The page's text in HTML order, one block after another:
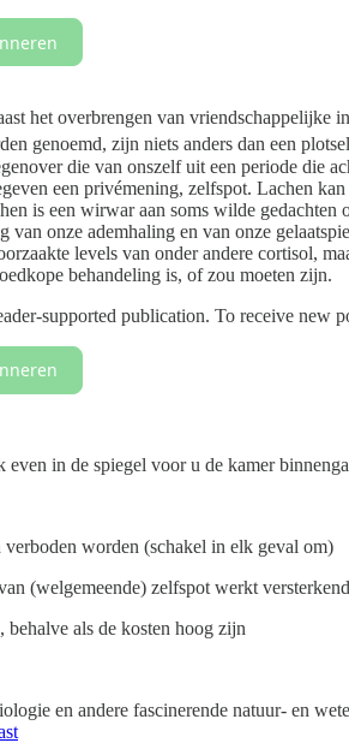
het overbrengen van
genoemd, zijn niets anders dan een
die van onszelf uit een periode die
een privémening, zelfspot. Lachen
is een wirwar aan soms wilde
onze ademhaling en van onze
levels van onder andere cortisol,
behandeling is, of zou moeten zijn.
supported publication. To receive new
in de spiegel voor u de kamer
worden (schakel in elk geval om)
(welgemeende) zelfspot werkt versterkend
behalve als de kosten hoog zijn
en andere fascinerende natuur- en